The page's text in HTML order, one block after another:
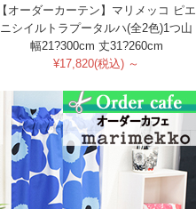
【オーダーカーテン】マリメッコ ピエ
ニシイルトラプータルハ(全2色)1つ山
幅21?300cm 丈31?260cm
¥17,820(税込) ～